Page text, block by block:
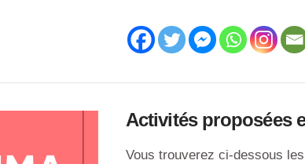
Activités proposées
Vous trouverez ci-dessous